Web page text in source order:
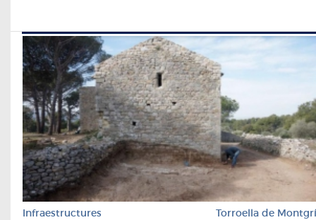
Infraestructures Torroella de Montgrí